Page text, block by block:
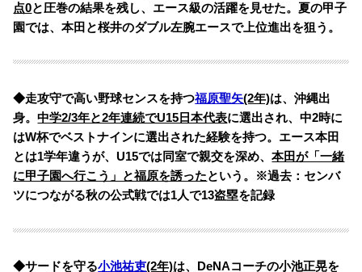
点0と圧巻の結果を残し、エース級の活躍を見せた。夏の甲子
園では、本田と桜井のダブル左腕エースで上位進出を狙う。
◆走攻守で高い野球センスを持つ福原聖矢(2年)は、沖縄出
身。中学2/3年と2年連続でU15日本代表に選出され、中2時に
はW杯でベストナインに選出された経験を持つ。エース本田
とは1学年違うが、U15では同室で親交を深め、本田が「一緒
に甲子園へ行こう」と福原を誘ったという。※過去：センバ
ツにつながる秋の公式戦では1人で13盗塁を記録
◆サードを守る小池祐吏(2年)は、DeNAコーチの小池正晃を